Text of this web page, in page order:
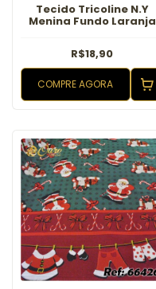
Tecido Tricoline N.Y
Menina Fundo Laranja
R$18,90
COMPRE AGORA